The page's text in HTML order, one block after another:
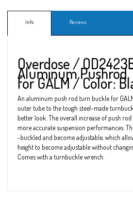
Info Reviews
Overdose /
Aluminum Pushrod
for GALM / Color:
An aluminum push rod turn buckle for
outer tube to the tough steel-made
better look. The overall increase of push
more accurate suspension performances.
-buckled and become adjustable, which
height to become adjustable without
Comes with a turnbuckle wrench.